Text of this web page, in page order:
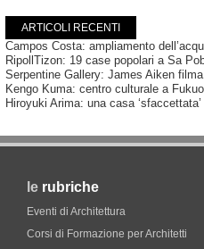
ARTICOLI RECENTI
Campos Costa: ampliamento
RipollTizon: 19 case popolari a Sa
Serpentine Gallery: James Aiken
Kengo Kuma: centro culturale a
Hiroyuki Arima: una casa
le rubriche
Eventi di Architettura
Corsi di Formazione per Architetti